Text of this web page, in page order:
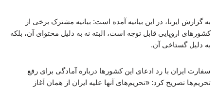
به گزارش ایرنا، در این بیانیه آمده است: بیانیه مشترک برخی از
کشورهای اروپایی قابل توجه است، البته نه به دلیل محتوای آن، بلکه
به دلیل گستاخی آن.
سفارت ایران با رد ادعای این کشورها درباره آمادگی برای رفع
تحریم‌ها تصریح کرد: «تحریم‌های آنها علیه ایران از همان آغاز